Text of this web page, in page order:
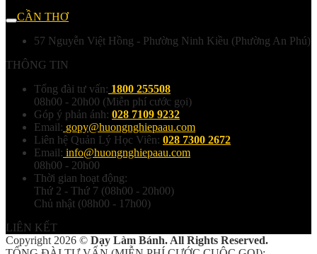
CẦN THƠ
57 Nguyễn Việt Hồng - Phường Ninh Kiều (Phường An Phú)
THÔNG TIN
Tổng đài tư vấn: 1800 255508
08h00 - 20h00 (Miễn phí cước gọi)
Góp ý phản ánh: 028 7109 9232
Email: gopy@huongnghiepaau.com
Liên hệ Quản Lý Học Viên: 028 7300 2672
Email: info@huongnghiepaau.com
08h00 - 20h00
Thời gian hoạt động:
Thứ 2 - Thứ 7 (08h00 - 20h00)
Chủ nhật (08h00 - 17h00)
LIÊN KẾT
Copyright 2026 © Dạy Làm Bánh. All Rights Reserved.